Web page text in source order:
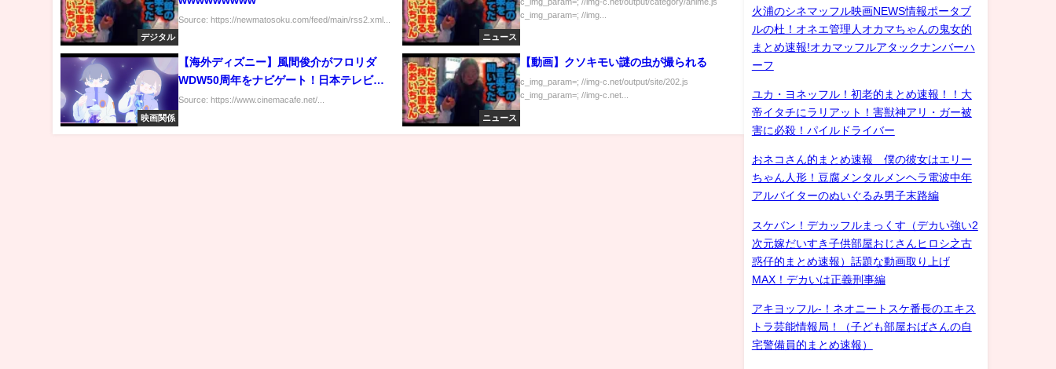
デジタル
Source: https://newmatosoku.com/feed/main/rss2.xml...
ニュース
c_img_param=; //img...
映画関係
【海外ディズニー】風間俊介がフロリダ
WDW50周年をナビゲート！日本テレビ
ZIP!で放送
Source: https://www.cinemacafe.net/...
ニュース
【動画】クソキモい謎の虫が撮られる
c_img_param=; //img-c.net/output/site/202.js
c_img_param=; //img-c.net...
火浦のシネマッフル映画NEWS情報ポータブ
ルの杜！オネエ管理人オカマちゃんの鬼女的
まとめ速報!オカマッフルアタックナンバーハ
ーフ
ユカ・ヨネッフル！初老的まとめ速報！！大
帝イタチにラリアット！害獣神アリ・ガー被
害に必殺！パイルドライバー
おネコさん的まとめ速報 僕の彼女はエリー
ちゃん人形！豆腐メンタルメンヘラ電波中年
アルバイターのぬいぐるみ男子末路編
スケバン！デカッフルまっくす（デカい強い2
次元嫁だいすき子供部屋おじさんヒロシ之古
惑仔的まとめ速報）話題な動画取り上げ
MAX！デカいは正義刑事編
アキヨッフル-！ネオニートスケ番長のエキス
トラ芸能情報局！（子ども部屋おばさんの自
宅警備員的まとめ速報）